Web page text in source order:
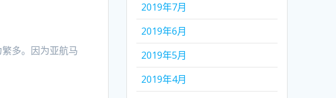
多。因为亚航马
2019年7月
2019年6月
2019年5月
2019年4月